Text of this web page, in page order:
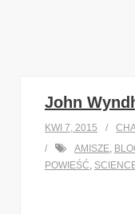
John
KWI 7, 2015
AMISZE,
POWIEŚĆ,